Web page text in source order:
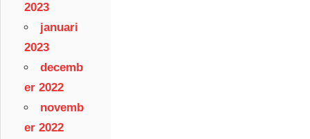
2023
januari
2023
decemb
er 2022
novemb
er 2022